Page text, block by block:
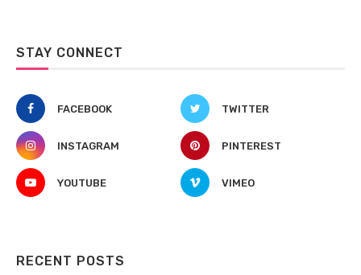
STAY CONNECT
FACEBOOK TWITTER
INSTAGRAM PINTEREST
YOUTUBE VIMEO
RECENT POSTS